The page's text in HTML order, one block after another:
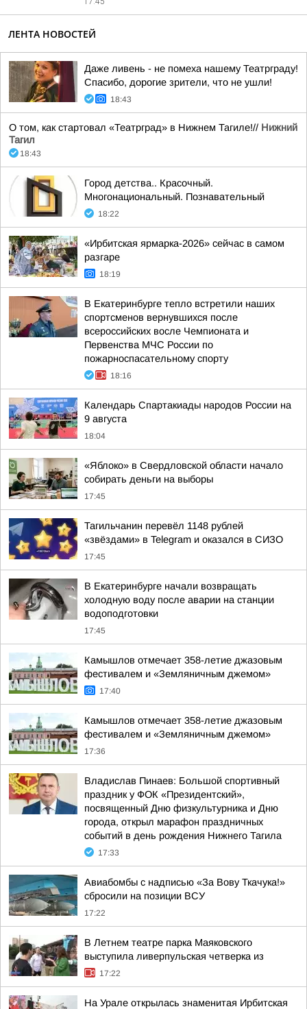
ЛЕНТА НОВОСТЕЙ
Даже ливень - не помеха нашему Театрграду!
Спасибо, дорогие зрители, что не ушли!
18:43
О том, как стартовал «Театрград» в Нижнем Тагиле!// Нижний
Тагил
18:43
Город детства.. Красочный.
Многонациональный. Познавательный
18:22
«Ирбитская ярмарка-2026» сейчас в самом
разгаре
18:19
В Екатеринбурге тепло встретили наших
спортсменов вернувшихся после
всероссийских восле Чемпионата и
Первенства МЧС России по
пожарноспасательному спорту
18:16
Календарь Спартакиады народов России на
9 августа
18:04
«Яблоко» в Свердловской области начало
собирать деньги на выборы
17:45
Тагильчанин перевёл 1148 рублей
«звёздами» в Telegram и оказался в СИЗО
17:45
В Екатеринбурге начали возвращать
холодную воду после аварии на станции
водоподготовки
17:45
Камышлов отмечает 358-летие джазовым
фестивалем и «Земляничным джемом»
17:40
Камышлов отмечает 358-летие джазовым
фестивалем и «Земляничным джемом»
17:36
Владислав Пинаев: Большой спортивный
праздник у ФОК «Президентский»,
посвященный Дню физкультурника и Дню
города, открыл марафон праздничных
событий в день рождения Нижнего Тагила
17:33
Авиабомбы с надписью «За Вову Ткачука!»
сбросили на позиции ВСУ
17:22
В Летнем театре парка Маяковского
выступила ливерпульская четверка из
17:22
На Урале открылась знаменитая Ирбитская